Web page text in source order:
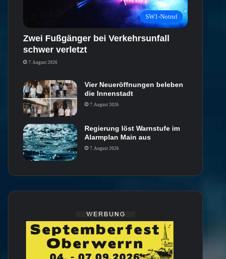
SW1-Notruf
Zwei Fußgänger bei Verkehrsunfall
schwer verletzt
7. August 2026
Vier Neueröffnungen beleben
die Innenstadt
7. August 2026
Regierung löst Warnstufe im
Alarmplan Main aus
7. August 2026